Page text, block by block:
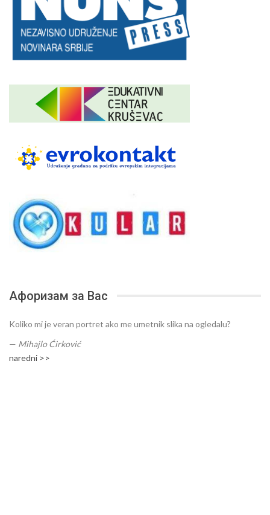
Афоризам за Вас
Koliko mi je veran portret ako me umetnik slika na ogledalu?
— Mihajlo Ćirković
naredni >>